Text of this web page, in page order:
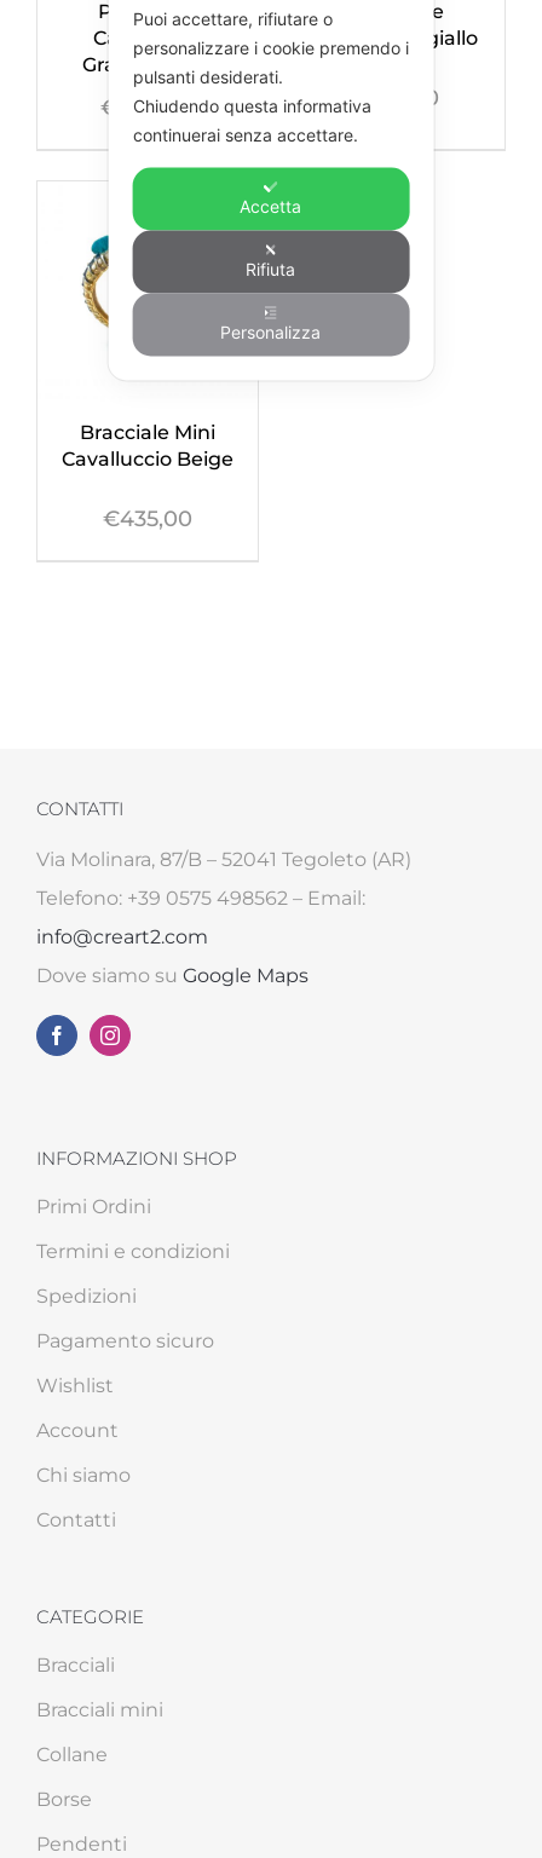
Pendente
Cavalluccio
Grande Giallo
€ 400,00
Pendente
Cavalluccio giallo
€395,00
Bracciale Mini
Cavalluccio Beige
€435,00
CONTATTI
Via Molinara, 87/B – 52041 Tegoleto (AR)
Telefono: +39 0575 498562 – Email:
info@creart2.com
Dove siamo su Google Maps
INFORMAZIONI SHOP
Primi Ordini
Termini e condizioni
Spedizioni
Pagamento sicuro
Wishlist
Account
Chi siamo
Contatti
CATEGORIE
Bracciali
Bracciali mini
Collane
Borse
Pendenti
Puoi accettare, rifiutare o
personalizzare i cookie premendo i
pulsanti desiderati.
Chiudendo questa informativa
continuerai senza accettare.
Accetta
Rifiuta
Personalizza